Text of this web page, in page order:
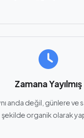
Zamana Yayılmış
anda değil, günlere ve
şekilde organik olarak